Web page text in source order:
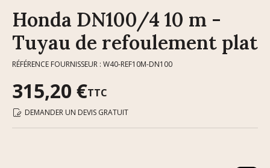
Honda DN100/4 10 m -
Tuyau de refoulement plat
RÉFÉRENCE FOURNISSEUR : W40-REF10M-DN100
315,20 €TTC
DEMANDER UN DEVIS GRATUIT